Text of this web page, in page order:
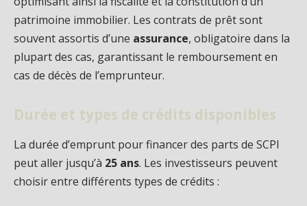
patrimoine immobilier. Les contrats de prêt sont
souvent assortis d’une assurance, obligatoire dans la
plupart des cas, garantissant le remboursement en
cas de décès de l’emprunteur.
Durée et types de crédits disponibles
La durée d’emprunt pour financer des parts de SCPI
peut aller jusqu’à 25 ans. Les investisseurs peuvent
choisir entre différents types de crédits :